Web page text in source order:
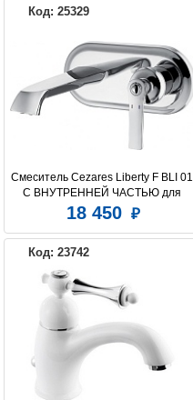
Код: 25329
Смеситель Cezares Liberty F BLI 01
С ВНУТРЕННЕЙ ЧАСТЬЮ для
раковины
18 450
Код: 23742